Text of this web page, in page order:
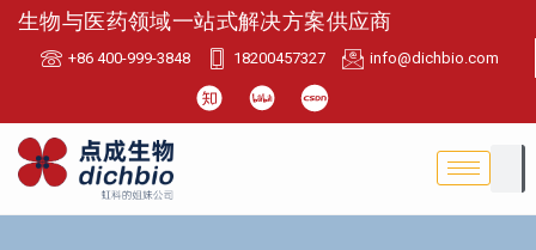
生物与医药领域一站式解决方案供应商
+86 400-999-3848 18200457327 info@dichbio.com